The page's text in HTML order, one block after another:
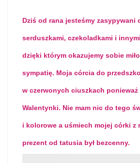
Dziś od rana jesteśmy zasypywani
serduszkami, czekoladkami i
dzięki którym okazujemy sobie
sympatię. Moja córcia do
w czerwonych ciuszkach
Walentynki. Nie mam nic do tego
i kolorowe a uśmiech mojej córki z
prezent od tatusia był bezcenny.